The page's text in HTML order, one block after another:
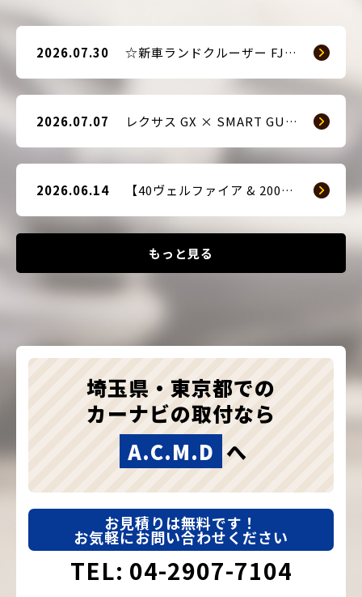
もっと見る
2026.07.30 ☆新車ランドクルーザー FJ（TRJ240） × Argus D1 & 前後ドライブレコーダー取付☆
2026.07.07 レクサス GX × SMART GUARD3 持ち込み取付
2026.06.14 【40ヴェルファイア & 200系ハイエース(9型) 新車2台へ SMART GUARD3取付】
埼玉県・東京都での
カーナビの取付なら
A.C.M.D へ
お見積りは無料です！
お気軽にお問い合わせください
TEL: 04-2907-7104